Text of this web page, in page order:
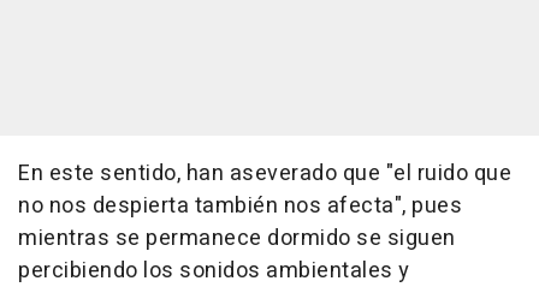
En este sentido, han aseverado que "el ruido que
no nos despierta también nos afecta", pues
mientras se permanece dormido se siguen
percibiendo los sonidos ambientales y